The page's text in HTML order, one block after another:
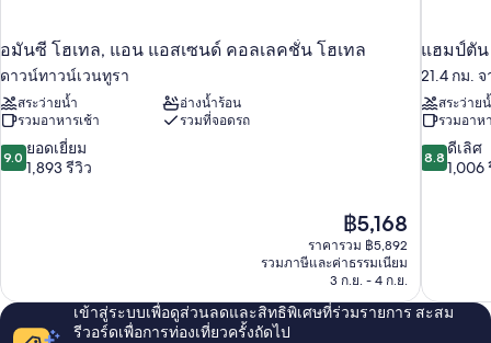
อมันซี โฮเทล, แอน แอสเซนด์ คอลเลคชั่น โฮเทล
ดาวน์ทาวน์เวนทูรา
สระว่ายน้ำ
อ่างน้ำร้อน
รวมอาหารเช้า
รวมที่จอดรถ
9.0
จาก
9.0 ยอดเยี่ยม
1,893 รีวิว
ราคา
ปัจจุบัน
คือ
฿5,168
฿5,168
ราคารวม ฿5,892
รวมภาษีและค่าธรรมเนียม
3 ก.ย. - 4 ก.ย.
แฮมป์ตั
21.4 กม.
สระว่าย
รวมอาห
8.8
จาก
8.8 ดีเลิศ
1,006
เข้าสู่ระบบเพื่อดูส่วนลดและสิทธิพิเศษที่ร่วมรายการ สะสม
รีวอร์ดเพื่อการท่องเที่ยวครั้งถัดไป